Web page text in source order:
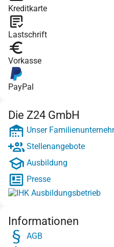
Kreditkarte
Lastschrift
Vorkasse
PayPal
Die Z24 GmbH
Unser
Stellenangebote
Ausbildung
Presse
Informationen
AGB